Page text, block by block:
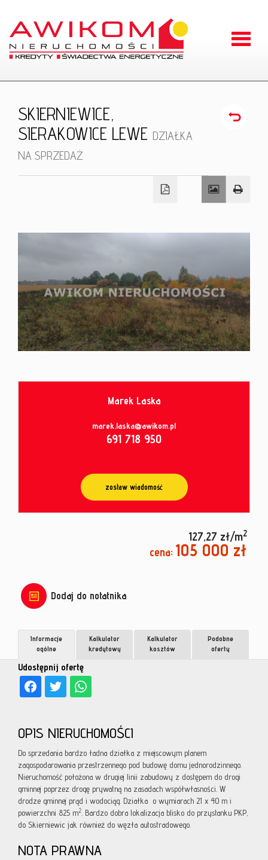
Kontakt
od
umowy
SKIERNIEWICE,
SIERAKOWICE LEWE DZIAŁKA
NA SPRZEDAŻ
Marek Laska
marek.laska@awikom.pl
691 718 950
zostaw wiadomość
127,27 zł/m2
cena: 105 000 zł
Dodaj do notatnika
Udostępnij ofertę
Informacje
ogólne
Kalkulator
kredytowy
Kalkulator
kosztów
Podobne
oferty
OPIS NIERUCHOMOŚCI
Do sprzedania bardzo ładna działka z miejscowym planem
zagospodarowania przestrzennego pod budowę domu jednorodzinnego.
Nieruchomość położona w drugiej linii zabudowy z dostępem do drogi
gminnej poprzez drogę prywatną na zasadach współwłasności. W
drodze gminnej prąd i wodociąg. Działka o wymiarach 21 x 40 m i
powierzchni 825 m2. Bardzo dobra lokalizacja blisko do przystanku PKP,
do Skierniewic jak również do węzła autostradowego.
NOTA PRAWNA